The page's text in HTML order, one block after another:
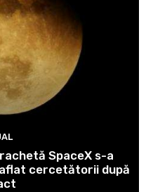
SpaceX s-a
cercetătorii după